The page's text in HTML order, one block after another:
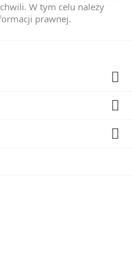
W tym celu należy
prawnej.


